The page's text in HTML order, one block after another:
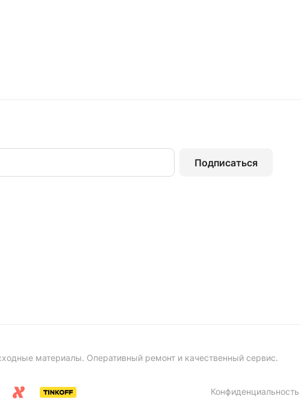
Подписаться
материалы. Оперативный ремонт и качественный сервис.
Конфиденциальность